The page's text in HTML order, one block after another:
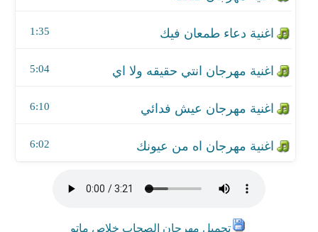
1:35
5:04
6:10
6:02
تحميل مهرجان الصحاب خلاص ماتو